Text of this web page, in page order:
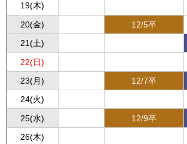
19(木)
20(金)
12/5卒
21(土)
22(日)
23(月)
12/7卒
24(火)
25(水)
12/9卒
26(木)